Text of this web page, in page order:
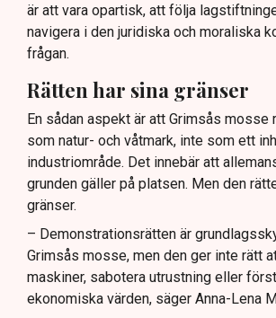
är att vara opartisk, att följa
navigera i den juridiska och moraliska
frågan.
Rätten har sina gränser
En sådan aspekt är att Grimsås mosse
som natur- och våtmark, inte som ett
industriområde. Det innebär att
grunden gäller på platsen. Men den
gränser.
– Demonstrationsrätten är
Grimsås mosse, men den ger inte rätt
maskiner, sabotera utrustning eller
ekonomiska värden, säger Anna-Lena